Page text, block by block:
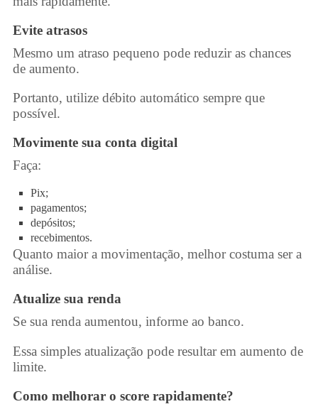
Evite atrasos
Mesmo um atraso pequeno pode reduzir as chances
de aumento.
Portanto, utilize débito automático sempre que
possível.
Movimente sua conta digital
Faça:
Pix;
pagamentos;
depósitos;
recebimentos.
Quanto maior a movimentação, melhor costuma ser a
análise.
Atualize sua renda
Se sua renda aumentou, informe ao banco.
Essa simples atualização pode resultar em aumento de
limite.
Como melhorar o score rapidamente?